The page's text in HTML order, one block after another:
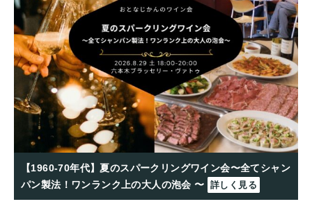
【1960-70年代】夏のスパークリングワイン会〜全てシャン
パン製法！ワンランク上の大人の泡会 〜 詳しく見る